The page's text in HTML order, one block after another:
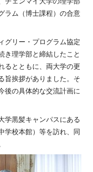
ラム（博士課程）の合意
グリー・プログラム協定
き理学部と締結したこと
るとともに、両大学の更
旨挨拶がありました。そ
後の具体的な交流計画に
学黒髪キャンパスにある
学校本館）等を訪れ、同